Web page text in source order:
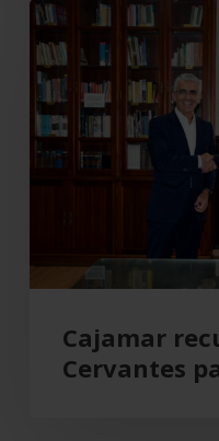
actividad
comercial
Cajamar
recupera
el
Teatro
Cervantes
para
Cajamar
Cervantes